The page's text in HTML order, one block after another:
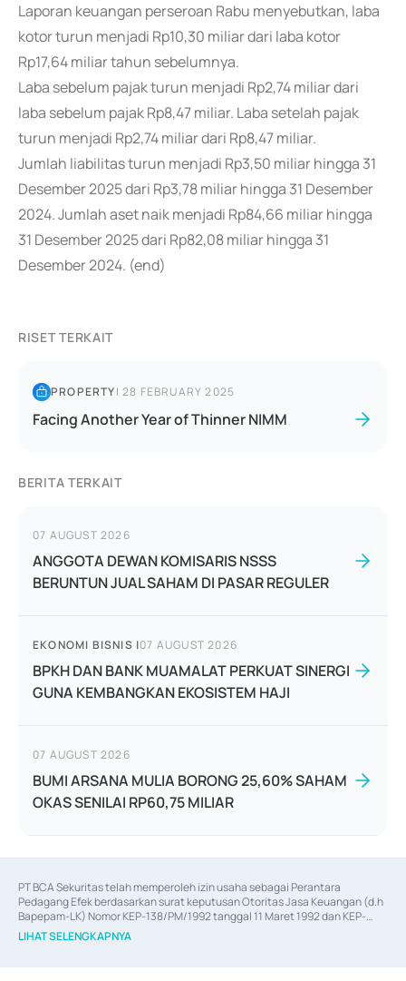
Laporan keuangan perseroan Rabu menyebutkan, laba
kotor turun menjadi Rp10,30 miliar dari laba kotor
Rp17,64 miliar tahun sebelumnya.
Laba sebelum pajak turun menjadi Rp2,74 miliar dari
laba sebelum pajak Rp8,47 miliar. Laba setelah pajak
turun menjadi Rp2,74 miliar dari Rp8,47 miliar.
Jumlah liabilitas turun menjadi Rp3,50 miliar hingga 31
Desember 2025 dari Rp3,78 miliar hingga 31 Desember
2024. Jumlah aset naik menjadi Rp84,66 miliar hingga
31 Desember 2025 dari Rp82,08 miliar hingga 31
Desember 2024. (end)
RISET TERKAIT
PROPERTY|28 FEBRUARY 2025
Facing Another Year of Thinner NIMM
BERITA TERKAIT
07 AUGUST 2026
ANGGOTA DEWAN KOMISARIS NSSS
BERUNTUN JUAL SAHAM DI PASAR REGULER
EKONOMI BISNIS |07 AUGUST 2026
BPKH DAN BANK MUAMALAT PERKUAT SINERGI
GUNA KEMBANGKAN EKOSISTEM HAJI
07 AUGUST 2026
BUMI ARSANA MULIA BORONG 25,60% SAHAM
OKAS SENILAI RP60,75 MILIAR
PT BCA Sekuritas telah memperoleh izin usaha sebagai Perantara
Pedagang Efek berdasarkan surat keputusan Otoritas Jasa Keuangan (d.h
Bapepam-LK) Nomor KEP-138/PM/1992 tanggal 11 Maret 1992 dan KEP-
06/D.04/2014 tanggal 28 Februari 2014, izin usaha sebagai Penjamin Emisi
Efek berdasarkan surat keputusan Otoritas Jasa Keuangan Nomor KEP-
LIHAT SELENGKAPNYA